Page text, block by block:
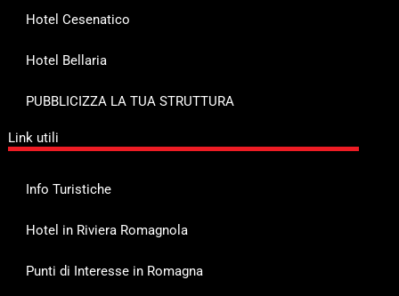
Hotel Cesenatico
Hotel Bellaria
PUBBLICIZZA LA TUA STRUTTURA
Link utili
Info Turistiche
Hotel in Riviera Romagnola
Punti di Interesse in Romagna